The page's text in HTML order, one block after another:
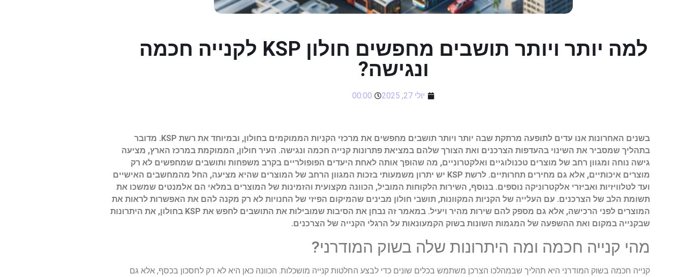
למה יותר ויותר תושבים מחפשים חולון KSP לקנייה חכמה
ונגישה?
יולי 27, 2025 00:00
בשנים האחרונות אנו עדים לתופעה מרתקת שבה יותר ויותר תושבים מחפשים את מרכזי הקניות הממוקמים בחולון, ובמיוחד את רשת KSP. מדובר
בתהליך שמסביר את השינוי בהעדפות הצרכנים ואת הצורך שלהם במציאת פתרונות קנייה חכמה ונגישה. העיר חולון, הממוקמת במרכז הארץ, מציעה
גישה נוחה ומגוון רחב של מוצרים טכנולוגיים ואלקטרוניים, מה שהופך אותה לאחת היעדים הפופולריים בקרב משפחות ותושבים שמחפשים לא רק
מוצרים איכותיים, אלא גם מחירים תחרותיים. לרשת KSP יש יתרון משמעותי בזכות המגוון הרחב של המוצרים שהיא מציעה, החל מהמחשבים האישיים
ועד לטלוויזיות ואביזרי אלקטרוניקה נוספים. בנוסף, השירות הלקוחות המוביל, הכוונה מקצועית והזמינות של המוצרים במלאי הם אלמנטים שמשכו את
תשומת הלב של הצרכנים. עם העלייה של הקניות המקוונות, תושבי חולון מבינים שהמיקום הפיזי של החנויות לא רק מקנה להם את האפשרות לראות את
המוצרים לפני הרכישה, אלא גם מספק להם שירות מהיר ויעיל. במאמר זה נבחן את הסיבות שמובילות את התושבים לחפש את KSP בחולון, את היתרונות
שבקנייה במקום ואת ההשפעה של המגמות השונות בשוק הקמעונאות על הרגלי הקנייה של הצרכנים.
מהי קנייה חכמה ומה היתרונות שלה בשוק המודרני?
קנייה חכמה בשוק המודרני היא תהליך שבמהלכו הצרכן משתמש בכלים שונים כדי לבצע החלטות קנייה מושכלות. הכוונה כאן היא לא רק לחסכון בכסף, אלא גם